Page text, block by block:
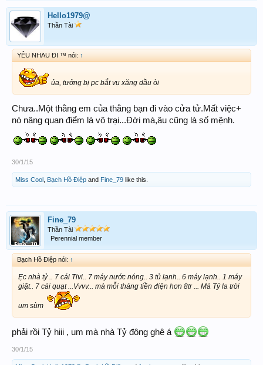
Hello1979@
Thần Tài
YÊU NHAU ĐI ™ nói: ↑
ủa, tưởng bị pc bắt vụ xăng dầu òi
Chưa..Một thằng em của thằng bạn đi vào cửa tử.Mất việc+
nó nâng quan điểm là vô trại...Đời mà,âu cũng là số mệnh.
30/1/15
Miss Cool Bạch Hồ Điệp and Fine_79 like this.
Fine_79
Thần Tài
Perennial member
Bạch Hồ Điệp nói: ↑
Ẹc nhà tỷ .. 7 cái Tivi.. 7 máy nước nóng.. 3 tủ lạnh.. 6 máy lạnh.. 1 máy
giặt.. 7 cái quạt ...Vvvv... mà mỗi tháng tiền điện hơn 8tr ... Má Tỷ la trời
um sùm
phải rồi Tỷ hiii , um mà nhà Tỷ đông ghê á
30/1/15